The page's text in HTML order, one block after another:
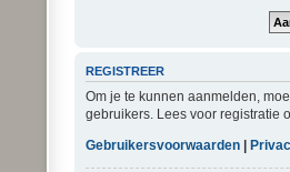
REGISTREER
Om je te kunnen aanmelden,
gebruikers. Lees voor registratie
Gebruikersvoorwaarden